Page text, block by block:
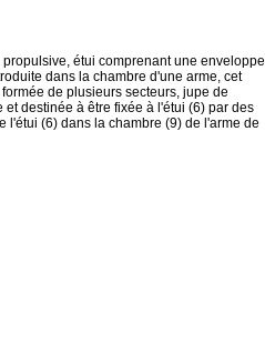
étui comprenant une enveloppe
dans la chambre d'une arme, cet
de plusieurs secteurs, jupe de
destinée à être fixée à l'étui (6) par des
l'étui (6) dans la chambre (9) de l'arme de